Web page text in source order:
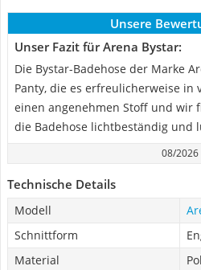
Unsere
Unser Fazit für Arena Bystar:
Die Bystar-Badehose der Marke
Panty, die es erfreulicherweise in
einen angenehmen Stoff und wir
die Badehose lichtbeständig und
08/2026
Technische Details
Modell
Schnittform
Material